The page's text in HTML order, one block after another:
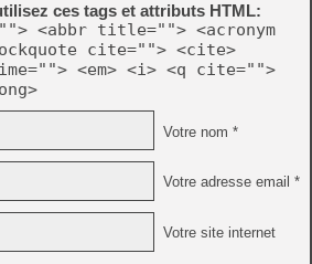
ces tags et attributs HTML:
<abbr title=""> <acronym
cite=""> <cite>
<em> <i> <q cite="">
Votre nom *
Votre adresse email *
Votre site internet